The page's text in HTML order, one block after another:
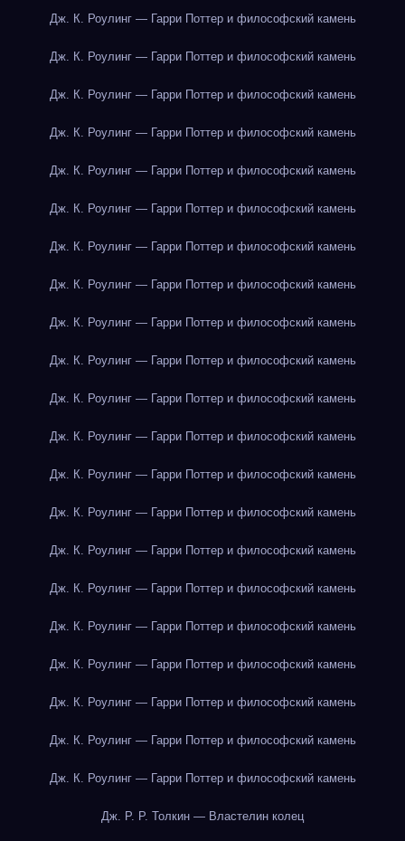
Дж. К. Роулинг — Гарри Поттер и философский камень
Дж. К. Роулинг — Гарри Поттер и философский камень
Дж. К. Роулинг — Гарри Поттер и философский камень
Дж. К. Роулинг — Гарри Поттер и философский камень
Дж. К. Роулинг — Гарри Поттер и философский камень
Дж. К. Роулинг — Гарри Поттер и философский камень
Дж. К. Роулинг — Гарри Поттер и философский камень
Дж. К. Роулинг — Гарри Поттер и философский камень
Дж. К. Роулинг — Гарри Поттер и философский камень
Дж. К. Роулинг — Гарри Поттер и философский камень
Дж. К. Роулинг — Гарри Поттер и философский камень
Дж. К. Роулинг — Гарри Поттер и философский камень
Дж. К. Роулинг — Гарри Поттер и философский камень
Дж. К. Роулинг — Гарри Поттер и философский камень
Дж. К. Роулинг — Гарри Поттер и философский камень
Дж. К. Роулинг — Гарри Поттер и философский камень
Дж. К. Роулинг — Гарри Поттер и философский камень
Дж. К. Роулинг — Гарри Поттер и философский камень
Дж. К. Роулинг — Гарри Поттер и философский камень
Дж. К. Роулинг — Гарри Поттер и философский камень
Дж. К. Роулинг — Гарри Поттер и философский камень
Дж. Р. Р. Толкин — Властелин колец